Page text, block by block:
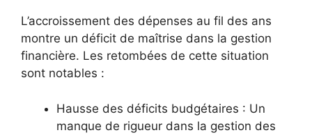
L’accroissement des dépenses au fil des ans
montre un déficit de maîtrise dans la gestion
financière. Les retombées de cette situation
sont notables :
Hausse des déficits budgétaires : Un
manque de rigueur dans la gestion des